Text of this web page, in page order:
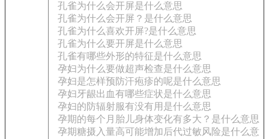
孔雀为什么会开屏是什么意思
孔雀为什么会开屏？是什么意思
孔雀为什么喜欢开屏?是什么意思
孔雀为什么要开屏是什么意思
孔雀有哪些外形的特征是什么意思
孕妇为什么要做超声检查是什么意思
孕妇是怎样预防汗疱疹的呢是什么意思
孕妇牙龈出血有哪些症状是什么意思
孕妇的防辐射服有没有用是什么意思
孕期的每个月胎儿身体变化有多大？是什么意思
孕期糖摄入量高可能增加后代过敏风险是什么意